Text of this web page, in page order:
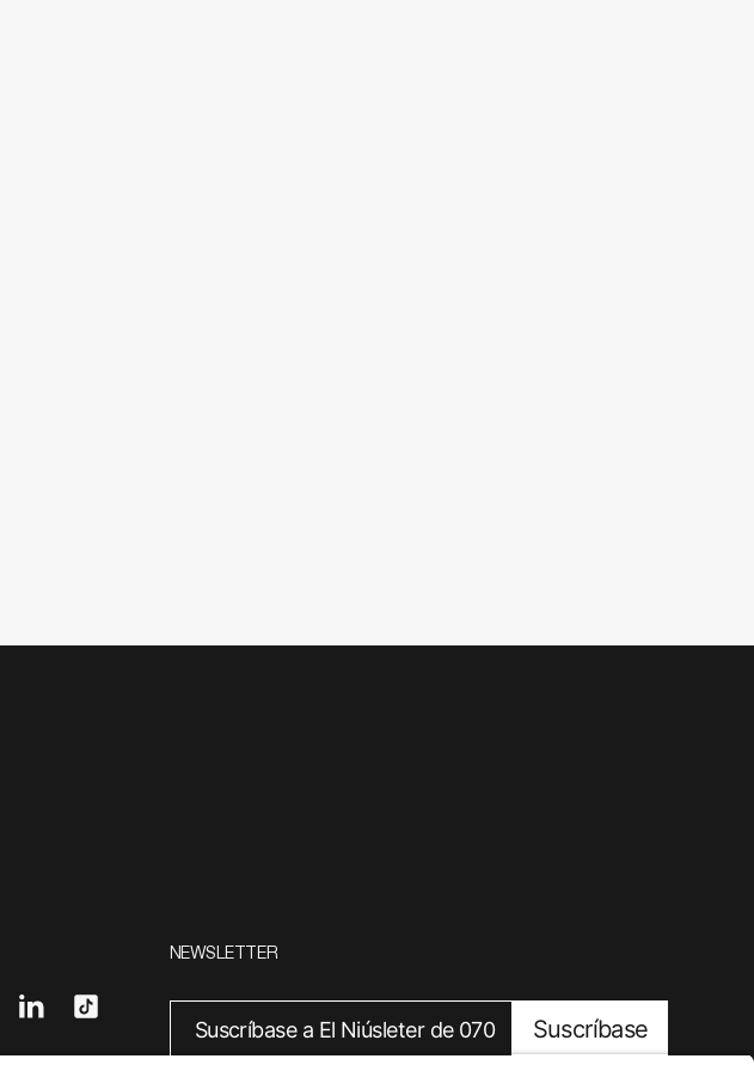
NEWSLETTER
Suscríbase